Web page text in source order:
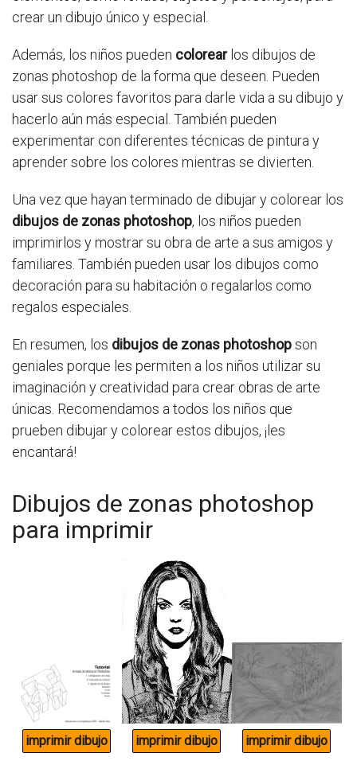
crear un dibujo único y especial.
Además, los niños pueden colorearlos dibujos de
zonas photoshop de la forma que deseen. Pueden
usar sus colores favoritos para darle vida a su dibujo y
hacerlo aún más especial. También pueden
experimentar con diferentes técnicas de pintura y
aprender sobre los colores mientras se divierten.
Una vez que hayan terminado de dibujar y colorear los
dibujos de zonas photoshop, los niños pueden
imprimirlos y mostrar su obra de arte a sus amigos y
familiares. También pueden usar los dibujos como
decoración para su habitación o regalarlos como
regalos especiales.
En resumen, los dibujos de zonas photoshopson
geniales porque les permiten a los niños utilizar su
imaginación y creatividad para crear obras de arte
únicas. Recomendamos a todos los niños que
prueben dibujar y colorear estos dibujos, ¡les
encantará!
Dibujos de zonas photoshop
para imprimir